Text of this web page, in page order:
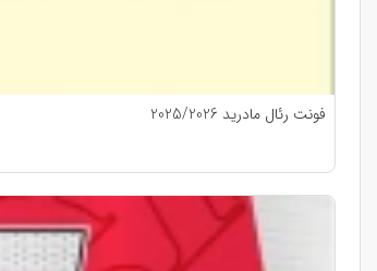
فونت رئال مادرید 2025/2026